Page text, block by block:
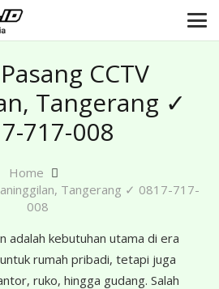
CCTV
Tangerang ✓
717-008
Home
Tangerang ✓ 0817-717-
008
adalah kebutuhan utama di era
rumah pribadi, tetapi juga
ruko, hingga gudang. Salah